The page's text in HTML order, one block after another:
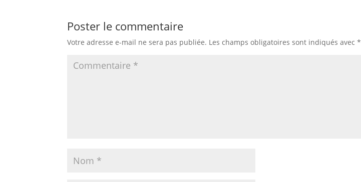
Poster le commentaire
Votre adresse e-mail ne sera pas publiée. Les champs obligatoires sont indiqués avec*